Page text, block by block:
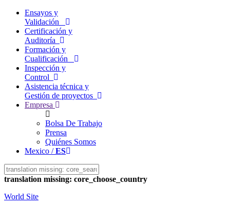
Ensayos y
Validación
Certificación y
Auditoría
Formación y
Cualificación
Inspección y
Control
Asistencia técnica y
Gestión de proyectos
Empresa
Bolsa De Trabajo
Prensa
Quiénes Somos
Mexico /ES
translation missing: core_choose_country
World Site